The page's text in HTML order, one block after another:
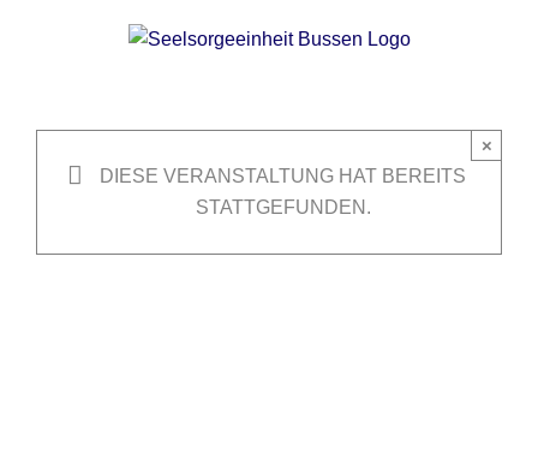
DIESE VERANSTALTUNG HAT BEREITS
STATTGEFUNDEN.
×